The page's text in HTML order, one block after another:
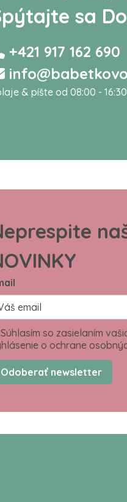
sa
+421 917 162 690
& píšte od 08:00 - 16:30
Súhlasím so zasielaním
o ochrane
Odoberať newsletter